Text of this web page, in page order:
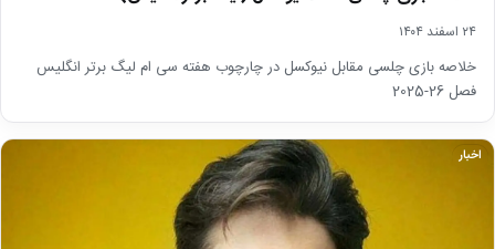
۲۴ اسفند ۱۴۰۴
خلاصه بازی چلسی مقابل نیوکسل در چارچوب هفته سی ام لیگ برتر انگلیس
فصل 26-2025
اخبار